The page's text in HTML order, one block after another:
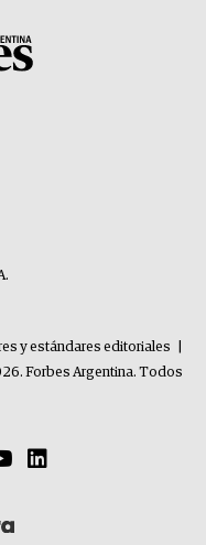
y estándares editoriales
Forbes Argentina. Todos